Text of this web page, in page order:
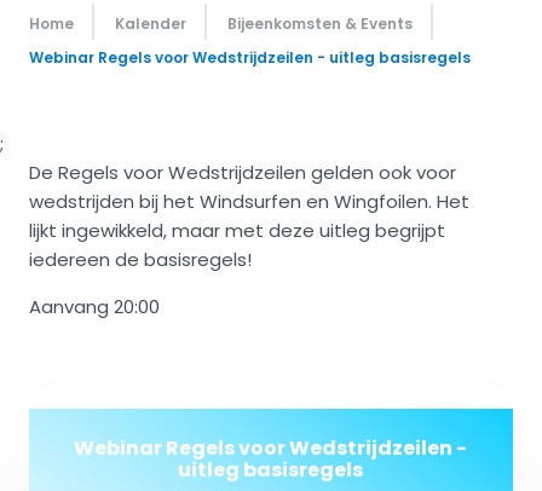
Home Kalender
Bijeenkomsten & Events
Webinar Regels voor Wedstrijdzeilen - uitleg basisregels
;
De Regels voor Wedstrijdzeilen gelden ook voor
wedstrijden bij het Windsurfen en Wingfoilen. Het
lijkt ingewikkeld, maar met deze uitleg begrijpt
iedereen de basisregels!
Aanvang 20:00
Webinar Regels voor Wedstrijdzeilen -
uitleg basisregels